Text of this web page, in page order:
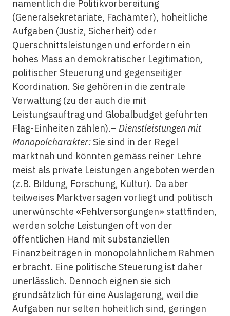
namentlich die Politikvorbereitung
(Generalsekretariate, Fachämter), hoheitliche
Aufgaben (Justiz, Sicherheit) oder
Querschnittsleistungen und erfordern ein
hohes Mass an demokratischer Legitimation,
politischer Steuerung und gegenseitiger
Koordination. Sie gehören in die zentrale
Verwaltung (zu der auch die mit
Leistungsauftrag und Globalbudget geführten
Flag-Einheiten zählen).− Dienstleistungen mit
Monopolcharakter:Sie sind in der Regel
marktnah und könnten gemäss reiner Lehre
meist als private Leistungen angeboten werden
(z.B. Bildung, Forschung, Kultur). Da aber
teilweises Marktversagen vorliegt und politisch
unerwünschte «Fehlversorgungen» stattfinden,
werden solche Leistungen oft von der
öffentlichen Hand mit substanziellen
Finanzbeiträgen in monopolähnlichem Rahmen
erbracht. Eine politische Steuerung ist daher
unerlässlich. Dennoch eignen sie sich
grundsätzlich für eine Auslagerung, weil die
Aufgaben nur selten hoheitlich sind, geringen